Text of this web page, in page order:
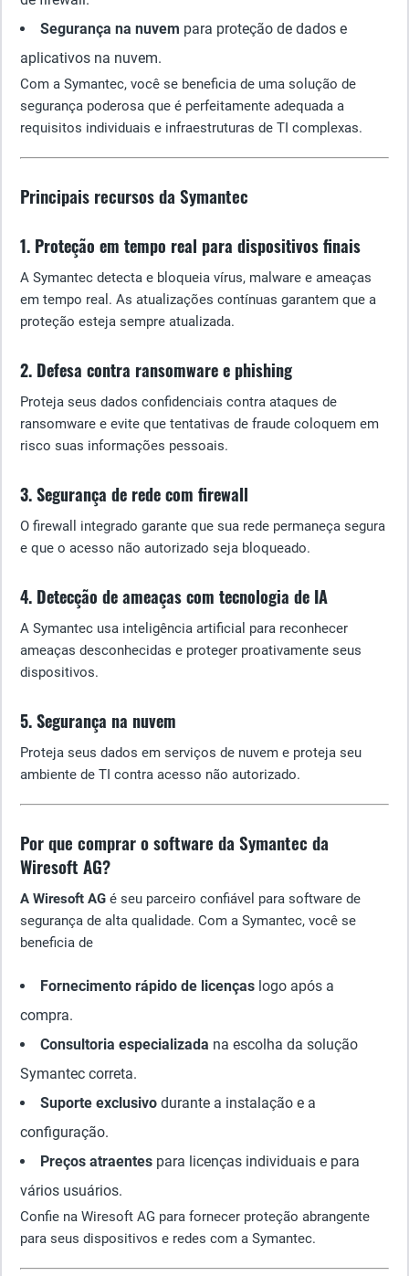
Segurança na nuvem para proteção de dados e
aplicativos na nuvem.
Com a Symantec, você se beneficia de uma solução de
segurança poderosa que é perfeitamente adequada a
requisitos individuais e infraestruturas de TI complexas.
Principais recursos da Symantec
1. Proteção em tempo real para dispositivos finais
A Symantec detecta e bloqueia vírus, malware e ameaças
em tempo real. As atualizações contínuas garantem que a
proteção esteja sempre atualizada.
2. Defesa contra ransomware e phishing
Proteja seus dados confidenciais contra ataques de
ransomware e evite que tentativas de fraude coloquem em
risco suas informações pessoais.
3. Segurança de rede com firewall
O firewall integrado garante que sua rede permaneça segura
e que o acesso não autorizado seja bloqueado.
4. Detecção de ameaças com tecnologia de IA
A Symantec usa inteligência artificial para reconhecer
ameaças desconhecidas e proteger proativamente seus
dispositivos.
5. Segurança na nuvem
Proteja seus dados em serviços de nuvem e proteja seu
ambiente de TI contra acesso não autorizado.
Por que comprar o software da Symantec da
Wiresoft AG?
A Wiresoft AG é seu parceiro confiável para software de
segurança de alta qualidade. Com a Symantec, você se
beneficia de
Fornecimento rápido de licenças logo após a
compra.
Consultoria especializada na escolha da solução
Symantec correta.
Suporte exclusivo durante a instalação e a
configuração.
Preços atraentes para licenças individuais e para
vários usuários.
Confie na Wiresoft AG para fornecer proteção abrangente
para seus dispositivos e redes com a Symantec.